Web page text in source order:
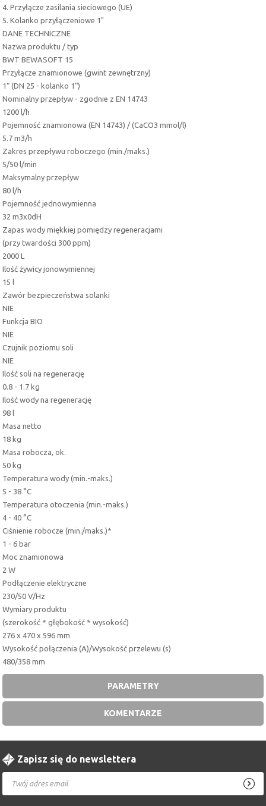
4. Przyłącze zasilania sieciowego (UE)
5. Kolanko przyłączeniowe 1"
DANE TECHNICZNE
Nazwa produktu / typ
BWT BEWASOFT 15
Przyłącze znamionowe (gwint zewnętrzny)
1“ (DN 25 - kolanko 1“)
Nominalny przepływ - zgodnie z EN 14743
1200 l/h
Pojemność znamionowa (EN 14743) / (CaCO3 mmol/l)
5.7 m3/h
Zakres przepływu roboczego (min./maks.)
5/50 l/min
Maksymalny przepływ
80 l/h
Pojemność jednowymienna
32 m3x0dH
Zapas wody miękkiej pomiędzy regeneracjami
(przy twardości 300 ppm)
2000 L
Ilość żywicy jonowymiennej
15 l
Zawór bezpieczeństwa solanki
NIE
Funkcja BIO
NIE
Czujnik poziomu soli
NIE
Ilość soli na regenerację
0.8 - 1.7 kg
Ilość wody na regenerację
98 l
Masa netto
18 kg
Masa robocza, ok.
50 kg
Temperatura wody (min.-maks.)
5 - 38 °C
Temperatura otoczenia (min.-maks.)
4 - 40 °C
Ciśnienie robocze (min./maks.)*
1 - 6 bar
Moc znamionowa
2 W
Podłączenie elektryczne
230/50 V/Hz
Wymiary produktu
(szerokość * głębokość * wysokość)
276 x 470 x 596 mm
Wysokość połączenia (A)/Wysokość przelewu (s)
480/358 mm
PARAMETRY
KOMENTARZE
Zapisz się do newslettera